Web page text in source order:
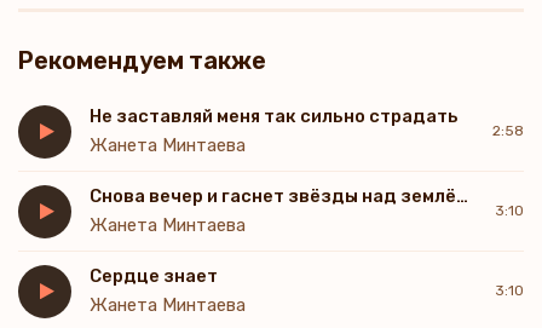
Рекомендуем также
Не заставляй меня так сильно страдать
Жанета Минтаева
2:58
Снова вечер и гаснет звёзды над землёю я
Жанета Минтаева
3:10
Сердце знает
Жанета Минтаева
3:10